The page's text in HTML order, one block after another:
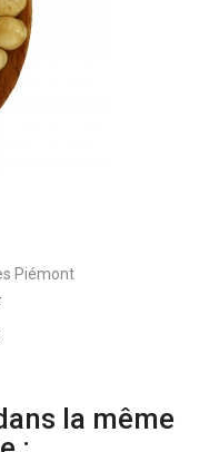
Piémont
Prix
la même